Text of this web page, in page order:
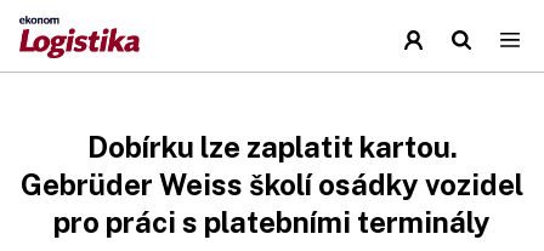
Dobírku lze zaplatit kartou.
Gebrüder Weiss školí osádky vozidel
pro práci s platebními terminály